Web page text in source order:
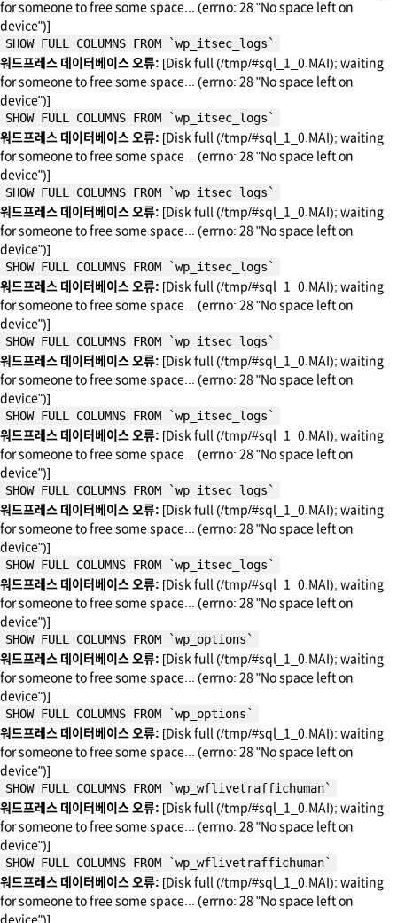
for someone to free some space... (errno: 28 "No space left on
device")]
SHOW FULL COLUMNS FROM `wp_itsec_logs`
워드프레스 데이터베이스 오류: [Disk full (/tmp/#sql_1_0.MAI); waiting
for someone to free some space... (errno: 28 "No space left on
device")]
SHOW FULL COLUMNS FROM `wp_itsec_logs`
워드프레스 데이터베이스 오류: [Disk full (/tmp/#sql_1_0.MAI); waiting
for someone to free some space... (errno: 28 "No space left on
device")]
SHOW FULL COLUMNS FROM `wp_itsec_logs`
워드프레스 데이터베이스 오류: [Disk full (/tmp/#sql_1_0.MAI); waiting
for someone to free some space... (errno: 28 "No space left on
device")]
SHOW FULL COLUMNS FROM `wp_itsec_logs`
워드프레스 데이터베이스 오류: [Disk full (/tmp/#sql_1_0.MAI); waiting
for someone to free some space... (errno: 28 "No space left on
device")]
SHOW FULL COLUMNS FROM `wp_itsec_logs`
워드프레스 데이터베이스 오류: [Disk full (/tmp/#sql_1_0.MAI); waiting
for someone to free some space... (errno: 28 "No space left on
device")]
SHOW FULL COLUMNS FROM `wp_itsec_logs`
워드프레스 데이터베이스 오류: [Disk full (/tmp/#sql_1_0.MAI); waiting
for someone to free some space... (errno: 28 "No space left on
device")]
SHOW FULL COLUMNS FROM `wp_itsec_logs`
워드프레스 데이터베이스 오류: [Disk full (/tmp/#sql_1_0.MAI); waiting
for someone to free some space... (errno: 28 "No space left on
device")]
SHOW FULL COLUMNS FROM `wp_itsec_logs`
워드프레스 데이터베이스 오류: [Disk full (/tmp/#sql_1_0.MAI); waiting
for someone to free some space... (errno: 28 "No space left on
device")]
SHOW FULL COLUMNS FROM `wp_options`
워드프레스 데이터베이스 오류: [Disk full (/tmp/#sql_1_0.MAI); waiting
for someone to free some space... (errno: 28 "No space left on
device")]
SHOW FULL COLUMNS FROM `wp_options`
워드프레스 데이터베이스 오류: [Disk full (/tmp/#sql_1_0.MAI); waiting
for someone to free some space... (errno: 28 "No space left on
device")]
SHOW FULL COLUMNS FROM `wp_wflivetraffichuman`
워드프레스 데이터베이스 오류: [Disk full (/tmp/#sql_1_0.MAI); waiting
for someone to free some space... (errno: 28 "No space left on
device")]
SHOW FULL COLUMNS FROM `wp_wflivetraffichuman`
워드프레스 데이터베이스 오류: [Disk full (/tmp/#sql_1_0.MAI); waiting
for someone to free some space... (errno: 28 "No space left on
device")]